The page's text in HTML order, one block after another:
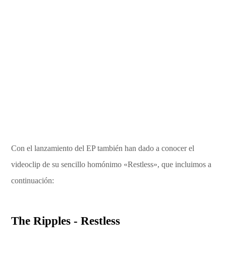
Con el lanzamiento del EP también han dado a conocer el
videoclip de su sencillo homónimo «Restless», que incluimos a
continuación:
The Ripples - Restless